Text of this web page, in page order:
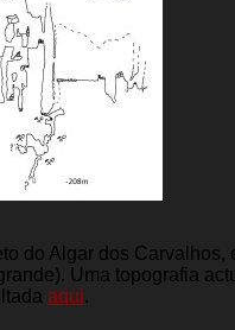
do Algar dos Carvalhos,
Uma topografia
aqui.